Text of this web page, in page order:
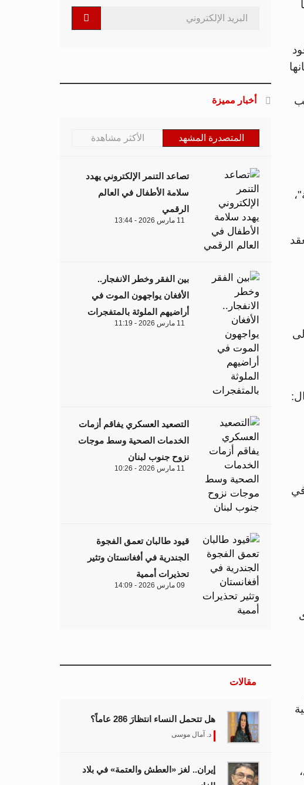
أخبار مميزة
المتصدرة المشهد الأكثر مشاهدة
تصاعد التنمر الإلكتروني يهدد
سلامة الأطفال في العالم
الرقمي
11 مارس 2026 - 13:44
بين الفقر وخطر الانفجار..
الأفغان يواجهون الموت في
أراضيهم الملوثة بالمتفجرات
11 مارس 2026 - 11:19
التصعيد العسكري يفاقم أزمات
الخدمات الصحية وسط موجات
نزوح جنوب لبنان
11 مارس 2026 - 10:26
قيود طالبان تعمق الفجوة
الجندرية في أفغانستان وتثير
تحذيرات أممية
09 مارس 2026 - 14:09
مقالات
هل تتحمل النساء انتظارَ 286 عاماً؟
د. آمال موسى
إيران.. لغز «العطش والعتمة» في بلاد